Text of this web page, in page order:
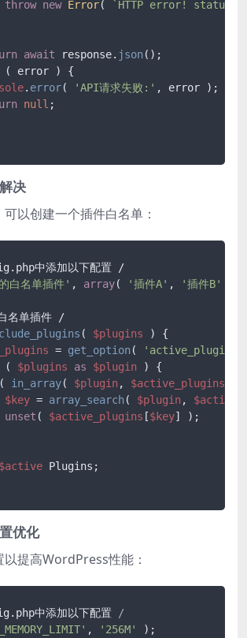
throw new Error( `HTTP error! status:
await response. json();
( error ) {
. error( 'API请求失败:' , error );
null ;
决
以创建一个插件白名单：
白名单插件' , array( '插件A' , '插件B'
( $plugins ) {
= get_option( 'active_plugins'
( $plugins as $plugin ) {
in_array( $plugin, $active_plugins
$key = array_search( $plugin,
unset ( $active_plugins [$key] );
$active Plugins;
优化
提高WordPress性能：
中添加以下配置
/
, '256M'